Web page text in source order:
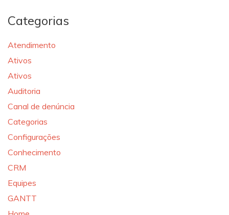
Categorias
Atendimento
Ativos
Ativos
Auditoria
Canal de denúncia
Categorias
Configurações
Conhecimento
CRM
Equipes
GANTT